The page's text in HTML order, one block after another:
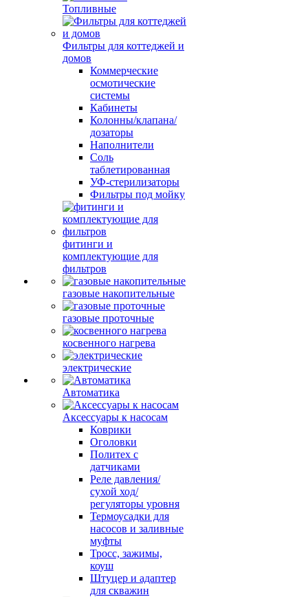
Топливные
Фильтры для коттеджей и
домов
Коммерческие
осмотические
системы
Кабинеты
Колонны/клапана/
дозаторы
Наполнители
Соль
таблетированная
УФ-стерилизаторы
Фильтры под мойку
фитинги и
комплектующие для
фильтров
газовые накопительные
газовые проточные
косвенного нагрева
электрические
Автоматика
Аксессуары к насосам
Коврики
Оголовки
Политех с
датчиками
Реле давления/
сухой ход/
регуляторы уровня
Термоусадки для
насосов и заливные
муфты
Тросс, зажимы,
коуш
Штуцер и адаптер
для скважин